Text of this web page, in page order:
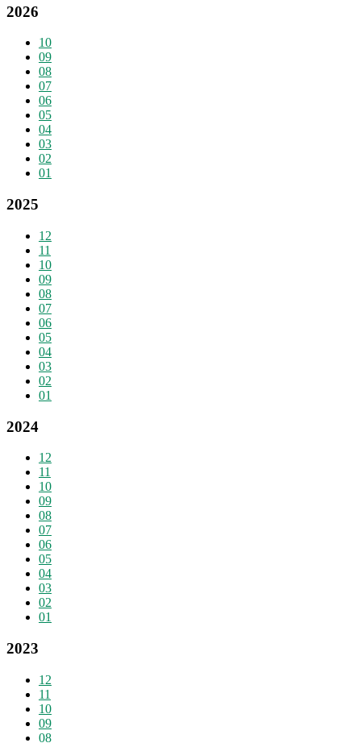
2026
10
09
08
07
06
05
04
03
02
01
2025
12
11
10
09
08
07
06
05
04
03
02
01
2024
12
11
10
09
08
07
06
05
04
03
02
01
2023
12
11
10
09
08